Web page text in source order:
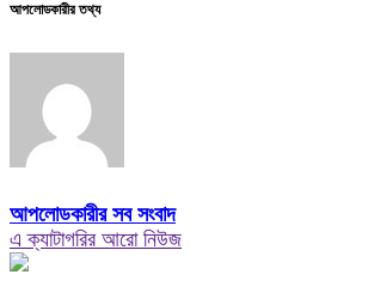
আপলোডকারীর তথ্য
আপলোডকারীর সব সংবাদ
এ ক্যাটাগরির আরো নিউজ